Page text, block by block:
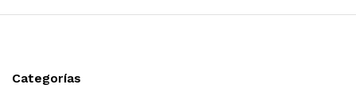
Categorías